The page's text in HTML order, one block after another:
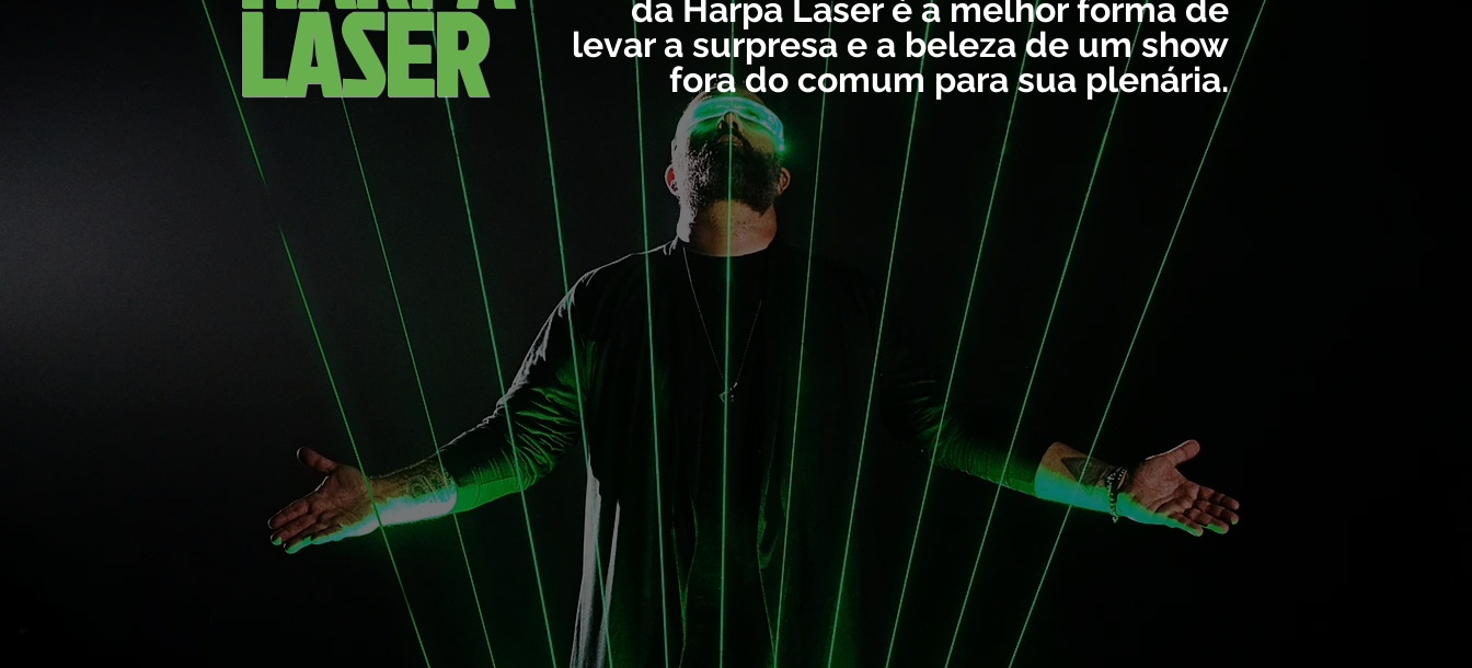
LASER
da Harpa Laser é a melhor forma de
levar a surpresa e a beleza de um show
fora do comum para sua plenária.